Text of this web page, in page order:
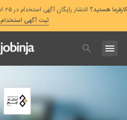
کارفرما هستید؟ انتشار رایگان آگهی استخدام در ۲۵ استان و ۲۶ دسته‌بندی شغلی
ثبت آگهی استخدام